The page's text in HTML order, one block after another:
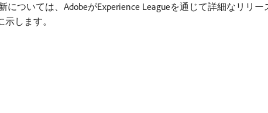
ついては、AdobeがExperience Leagueを通じて詳細なリリ
します。